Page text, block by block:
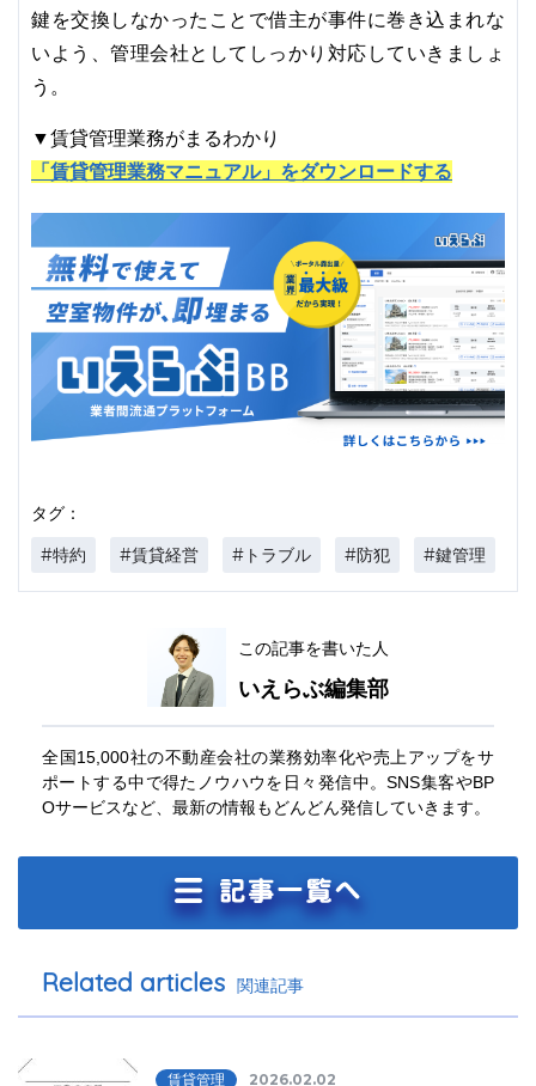
鍵を交換しなかったことで借主が事件に巻き込まれな
いよう、管理会社としてしっかり対応していきましょ
う。
▼賃貸管理業務がまるわかり
「賃貸管理業務マニュアル」をダウンロードする
タグ：
#特約 #賃貸経営 #トラブル #防犯 #鍵管理
この記事を書いた人
いえらぶ編集部
全国15,000社の不動産会社の業務効率化や売上アップをサ
ポートする中で得たノウハウを日々発信中。SNS集客やBP
Oサービスなど、最新の情報もどんどん発信していきます。
Related articles 関連記事
賃貸管理 2026.02.02